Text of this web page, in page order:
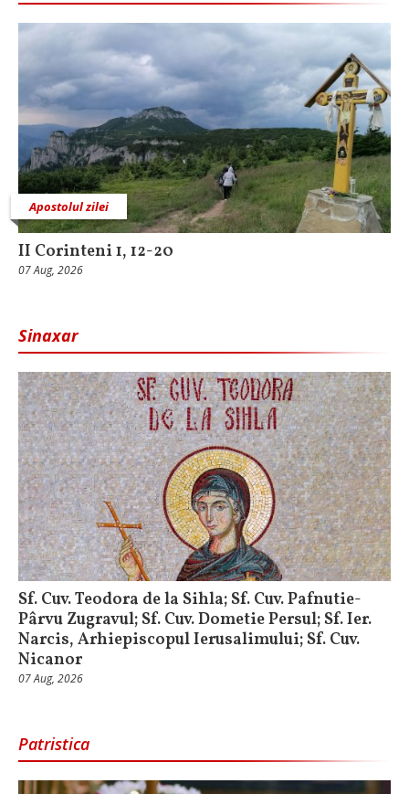
Apostolul zilei
II Corinteni 1, 12-20
07 Aug, 2026
Sinaxar
Sf. Cuv. Teodora de la Sihla; Sf. Cuv. Pafnutie-
Pârvu Zugravul; Sf. Cuv. Dometie Persul; Sf. Ier.
Narcis, Arhiepiscopul Ierusalimului; Sf. Cuv.
Nicanor
07 Aug, 2026
Patristica